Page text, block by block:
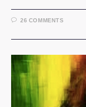
26 COMMENTS